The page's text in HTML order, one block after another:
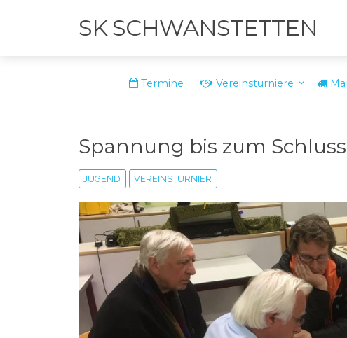
SK SCHWANSTETTEN
Termine Vereinsturniere
Spannung bis zum Schluss
JUGEND VEREINSTURNIER